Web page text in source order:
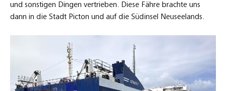
und sonstigen Dingen vertrieben. Diese Fähre brachte uns
dann in die Stadt Picton und auf die Südinsel Neuseelands.